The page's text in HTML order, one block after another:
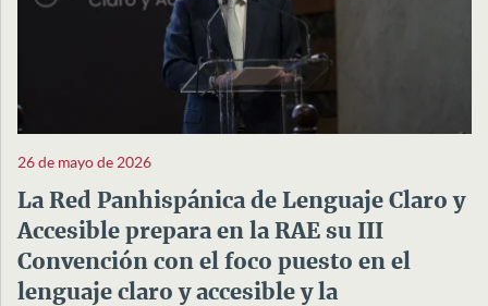
26 de mayo de 2026
La Red Panhispánica de Lenguaje Claro y
Accesible prepara en la RAE su III
Convención con el foco puesto en el
lenguaje claro y accesible y la